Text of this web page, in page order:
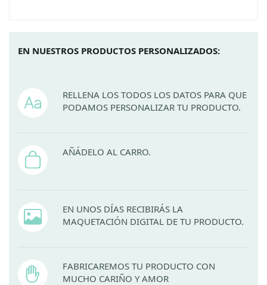
EN NUESTROS PRODUCTOS PERSONALIZADOS:
RELLENA LOS TODOS LOS DATOS PARA QUE
PODAMOS PERSONALIZAR TU PRODUCTO.
AÑÁDELO AL CARRO.
EN UNOS DÍAS RECIBIRÁS LA
MAQUETACIÓN DIGITAL DE TU PRODUCTO.
FABRICAREMOS TU PRODUCTO CON
MUCHO CARIÑO Y AMOR